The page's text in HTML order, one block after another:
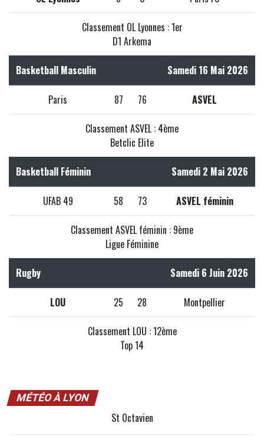
Classement OL Lyonnes : 1er
D1 Arkema
Basketball Masculin Samedi 16 Mai 2026
Paris 87 76 ASVEL
Classement ASVEL : 4ème
Betclic Elite
Basketball Féminin Samedi 2 Mai 2026
UFAB 49 58 73 ASVEL féminin
Classement ASVEL féminin : 9ème
Ligue Féminine
Rugby Samedi 6 Juin 2026
LOU 25 28 Montpellier
Classement LOU : 12ème
Top 14
MÉTÉO À LYON
St Octavien